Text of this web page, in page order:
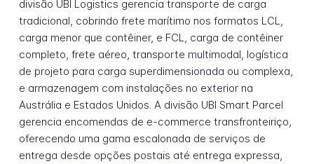
divisão UBI Logistics gerencia transporte de carga
tradicional, cobrindo frete marítimo nos formatos LCL,
carga menor que contêiner, e FCL, carga de contêiner
completo, frete aéreo, transporte multimodal, logística
de projeto para carga superdimensionada ou complexa,
e armazenagem com instalações no exterior na
Austrália e Estados Unidos. A divisão UBI Smart Parcel
gerencia encomendas de e-commerce transfronteiriço,
oferecendo uma gama escalonada de serviços de
entrega desde opções postais até entrega expressa,